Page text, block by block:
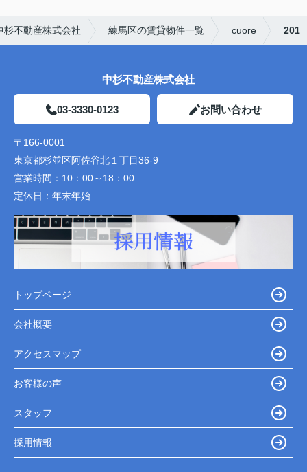
杉不動産株式会社 練馬区の賃貸物件一覧 cuore 201
中杉不動産株式会社
03-3330-0123 お問い合わせ
〒166-0001
東京都杉並区阿佐谷北１丁目36-9
営業時間： 10：00～18：00
定休日： 年末年始
トップページ
会社概要
アクセスマップ
お客様の声
スタッフ
採用情報